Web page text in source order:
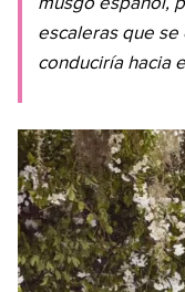
musgo español,
escaleras que
conduciría hacia